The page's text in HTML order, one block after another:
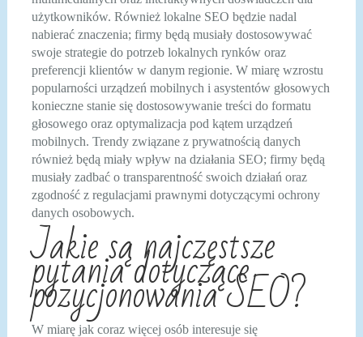
użytkowników. Również lokalne SEO będzie nadal
nabierać znaczenia; firmy będą musiały dostosowywać
swoje strategie do potrzeb lokalnych rynków oraz
preferencji klientów w danym regionie. W miarę wzrostu
popularności urządzeń mobilnych i asystentów głosowych
konieczne stanie się dostosowywanie treści do formatu
głosowego oraz optymalizacja pod kątem urządzeń
mobilnych. Trendy związane z prywatnością danych
również będą miały wpływ na działania SEO; firmy będą
musiały zadbać o transparentność swoich działań oraz
zgodność z regulacjami prawnymi dotyczącymi ochrony
danych osobowych.
Jakie są najczęstsze
pytania dotyczące
pozycjonowania SEO?
W miarę jak coraz więcej osób interesuje się